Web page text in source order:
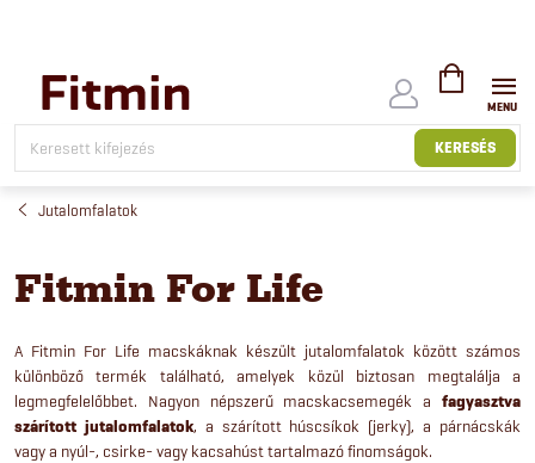
tartalomhoz
KERESÉS
KOSÁR
Jutalomfalatok
Fitmin For Life
A Fitmin For Life macskáknak készült jutalomfalatok között számos
különböző termék található, amelyek közül biztosan megtalálja a
legmegfelelőbbet. Nagyon népszerű macskacsemegék a fagyasztva
szárított jutalomfalatok, a szárított húscsíkok (jerky), a párnácskák
vagy a nyúl-, csirke- vagy kacsahúst tartalmazó finomságok.